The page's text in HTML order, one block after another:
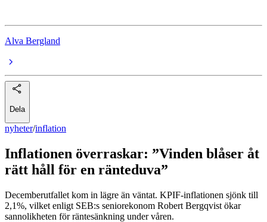
Alva Bergland
Dela
nyheter/inflation
Inflationen överraskar: ”Vinden blåser åt
rätt håll för en ränteduva”
Decemberutfallet kom in lägre än väntat. KPIF-inflationen sjönk till
2,1%, vilket enligt SEB:s seniorekonom Robert Bergqvist ökar
sannolikheten för räntesänkning under våren.